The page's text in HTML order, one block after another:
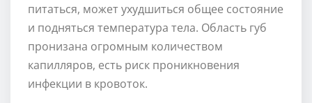
питаться, может ухудшиться общее состояние
и подняться температура тела. Область губ
пронизана огромным количеством
капилляров, есть риск проникновения
инфекции в кровоток.